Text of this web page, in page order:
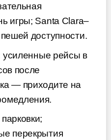
игры; Santa Clara–
доступности.
усиленные рейсы в
после
— приходите на
перекрытия